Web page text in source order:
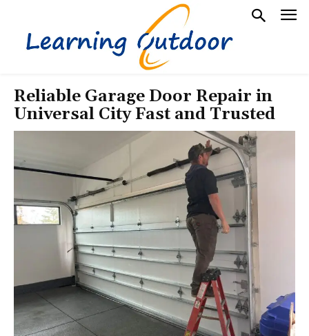
Reliable Garage Door Repair in
Universal City Fast and Trusted